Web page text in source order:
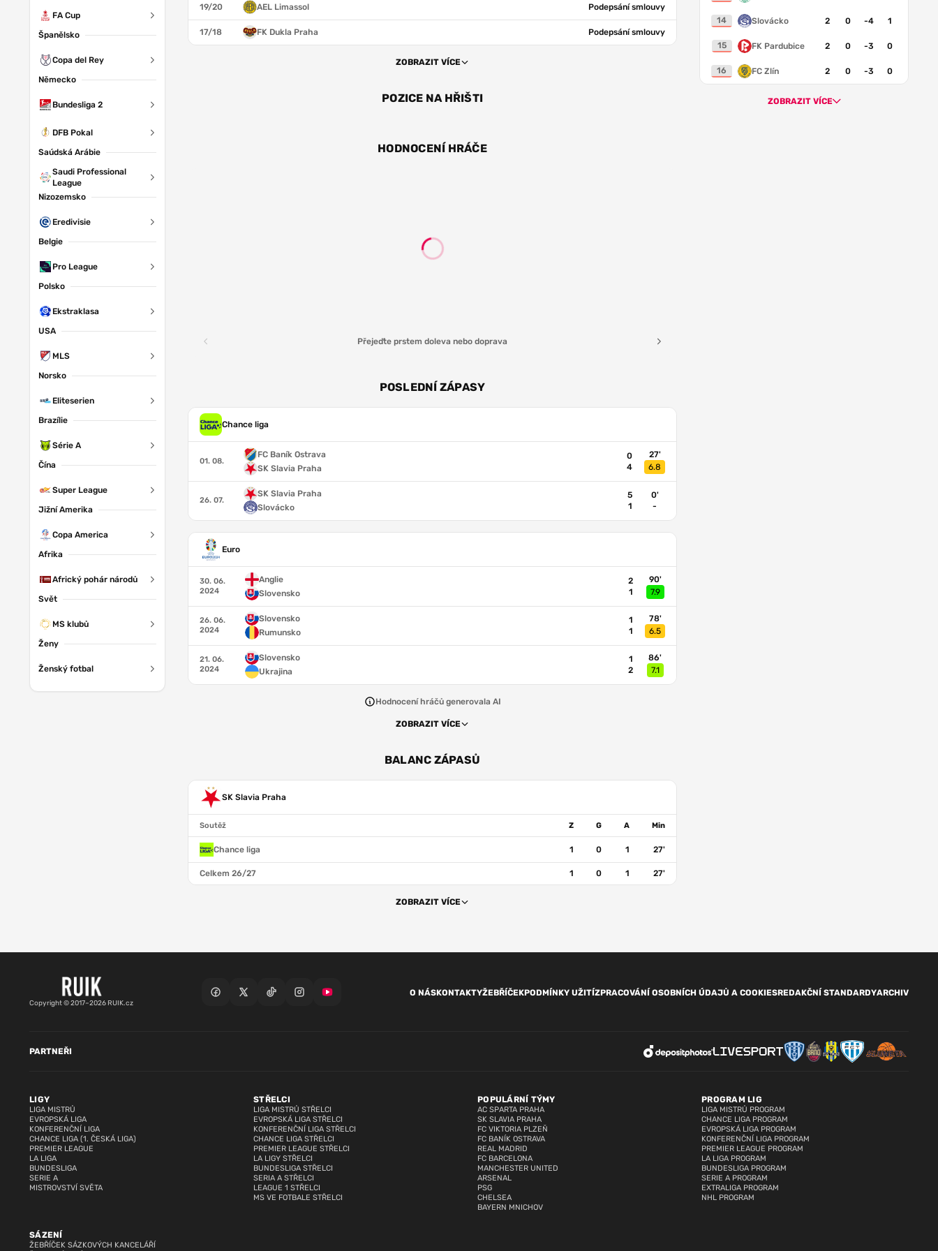
FA Cup
Španělsko
Copa del Rey
Německo
Bundesliga 2
DFB Pokal
Saúdská Arábie
Saudi Professional
League
Nizozemsko
Eredivisie
Belgie
Pro League
Polsko
Ekstraklasa
USA
MLS
Norsko
Eliteserien
Brazílie
Série A
Čína
Super League
Jižní Amerika
Copa America
Afrika
Africký pohár národů
Svět
MS klubů
Ženy
Ženský fotbal
19/20 AEL Limassol Podepsání smlouvy
17/18 FK Dukla Praha Podepsání smlouvy
ZOBRAZIT VÍCE
POZICE NA HŘIŠTI
HODNOCENÍ HRÁČE
Přejeďte prstem doleva nebo doprava
POSLEDNÍ ZÁPASY
Chance liga
01. 08.
FC Baník Ostrava
SK Slavia Praha
0
4
27'
6.8
26. 07.
SK Slavia Praha
Slovácko
5
1
0'
-
Euro
30. 06.
2024
Anglie
Slovensko
2
1
90'
7.9
26. 06.
2024
Slovensko
Rumunsko
1
1
78'
6.5
21. 06.
2024
Slovensko
Ukrajina
1
2
86'
7.1
Hodnocení hráčů generovala AI
ZOBRAZIT VÍCE
BALANC ZÁPASŮ
SK Slavia Praha
Soutěž Z G A Min
Chance liga 1 0 1 27'
Celkem 26/27 1 0 1 27'
ZOBRAZIT VÍCE
14 Slovácko 2 0 -4 1
15 FK Pardubice 2 0 -3 0
16 FC Zlín 2 0 -3 0
ZOBRAZIT VÍCE
Copyright © 2017–2026 RUIK.cz
O NÁSKONTAKTYŽEBŘÍČEKPODMÍNKY UŽITÍZPRACOVÁNÍ OSOBNÍCH ÚDAJŮ A COOKIESREDAKČNÍ STANDARDYARCHIV
LIGY
LIGA MISTRŮ
EVROPSKÁ LIGA
KONFERENČNÍ LIGA
CHANCE LIGA (1. ČESKÁ LIGA)
PREMIER LEAGUE
LA LIGA
BUNDESLIGA
SERIE A
MISTROVSTVÍ SVĚTA
STŘELCI
LIGA MISTRŮ STŘELCI
EVROPSKÁ LIGA STŘELCI
KONFERENČNÍ LIGA STŘELCI
CHANCE LIGA STŘELCI
PREMIER LEAGUE STŘELCI
LA LIGY STŘELCI
BUNDESLIGA STŘELCI
SERIA A STŘELCI
LEAGUE 1 STŘELCI
MS VE FOTBALE STŘELCI
POPULÁRNÍ TÝMY
AC SPARTA PRAHA
SK SLAVIA PRAHA
FC VIKTORIA PLZEŇ
FC BANÍK OSTRAVA
REAL MADRID
FC BARCELONA
MANCHESTER UNITED
ARSENAL
PSG
CHELSEA
BAYERN MNICHOV
PROGRAM LIG
LIGA MISTRŮ PROGRAM
CHANCE LIGA PROGRAM
EVROPSKÁ LIGA PROGRAM
KONFERENČNÍ LIGA PROGRAM
PREMIER LEAGUE PROGRAM
LA LIGA PROGRAM
BUNDESLIGA PROGRAM
SERIE A PROGRAM
EXTRALIGA PROGRAM
NHL PROGRAM
SÁZENÍ
ŽEBŘÍČEK SÁZKOVÝCH KANCELÁŘÍ
PARTNEŘI